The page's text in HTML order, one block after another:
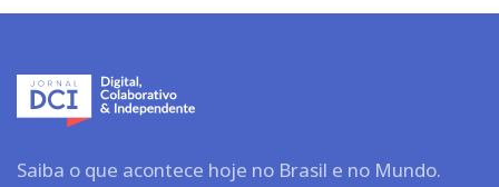
Saiba o que acontece hoje no Brasil e no Mundo.